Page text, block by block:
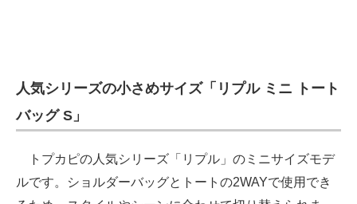
人気シリーズの小さめサイズ「リプル ミニ トート
バッグ S」
トプカピの人気シリーズ「リプル」のミニサイズモデ
ルです。ショルダーバッグとトートの2WAYで使用でき